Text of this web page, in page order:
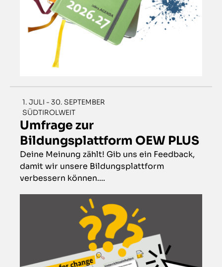
1. JULI - 30. SEPTEMBER
SÜDTIROLWEIT
Umfrage zur
Bildungsplattform OEW PLUS
Deine Meinung zählt! Gib uns ein Feedback,
damit wir unsere Bildungsplattform
verbessern können....